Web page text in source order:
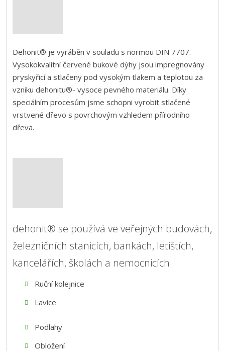
Dehonit® je vyráběn v souladu s normou DIN 7707.
Vysokokvalitní červené bukové dýhy jsou impregnovány
pryskyřicí a stlačeny pod vysokým tlakem a teplotou za
vzniku dehonitu®- vysoce pevného materiálu. Díky
speciálním procesům jsme schopni vyrobit stlačené
vrstvené dřevo s povrchovým vzhledem přírodního
dřeva.
dehonit® se používá ve veřejných budovách,
železničních stanicích, bankách, letištích,
kancelářích, školách a nemocnicích:
Ruční kolejnice
Lavice
Podlahy
Obložení